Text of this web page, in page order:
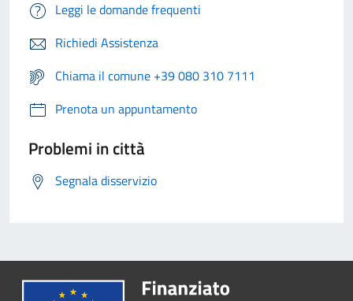
Leggi le domande frequenti
Richiedi Assistenza
Chiama il comune +39 080 310 7111
Prenota un appuntamento
Problemi in città
Segnala disservizio